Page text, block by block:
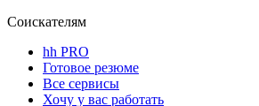
Соискателям
hh PRO
Готовое резюме
Все сервисы
Хочу у вас работать